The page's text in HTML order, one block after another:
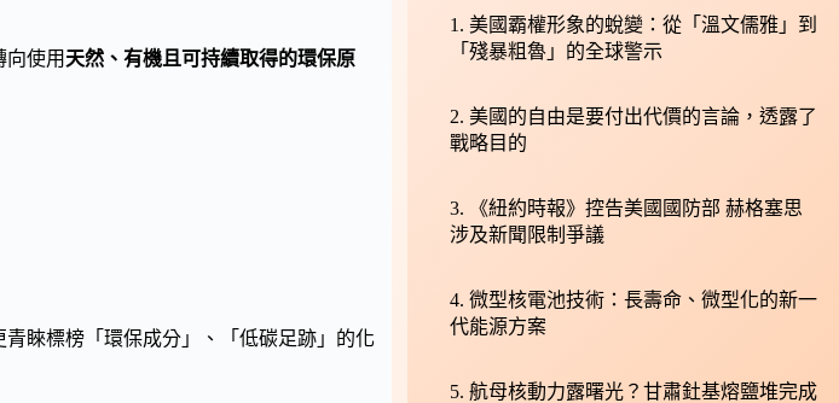
使用 天然、有機且可持續取得的環保原
睞標榜「環保成分」、「低碳足跡」的化
美國霸權形象的蛻變：從「溫文儒雅」到
「殘暴粗魯」的全球警示
美國的自由是要付出代價的言論，透露了
戰略目的
《紐約時報》控告美國國防部 赫格塞思
涉及新聞限制爭議
微型核電池技術：長壽命、微型化的新一
代能源方案
航母核動力露曙光？甘肅釷基熔鹽堆完成